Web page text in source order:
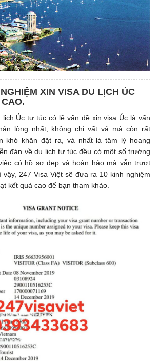
XIN VISA DU LỊCH ÚC
Úc tự túc có lẽ vấn đề xin visa Úc là vấn
lòng nhất, không chỉ vất vả mà còn rất
khó khăn đặt ra, và nhất là tâm lý hoang
đàn về du lịch tự túc đều có một số trường
có hồ sơ đẹp và hoàn hảo mà vẫn trượt
247 Visa Việt sẽ đưa ra 10 kinh nghiệm
kết quả cao để bạn tham khảo.